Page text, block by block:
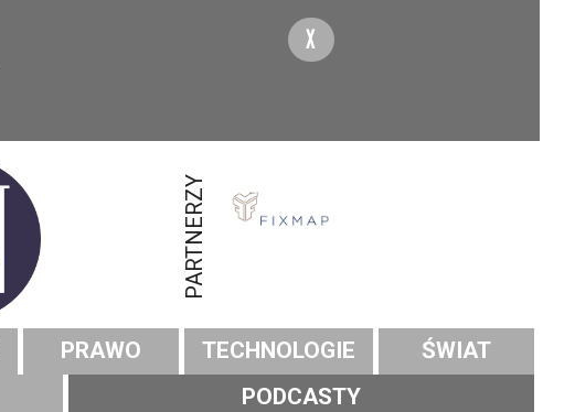
X
PARTNERZY
PRAWO TECHNOLOGIE
ŚWIAT
PODCASTY